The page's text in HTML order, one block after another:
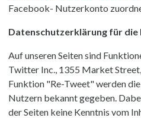
Facebook- Nutzerkonto
Datenschutzerklärung für
Auf unseren Seiten sind
Twitter Inc., 1355 Market
Funktion "Re-Tweet" werden
Nutzern bekannt gegeben.
der Seiten keine Kenntnis vom